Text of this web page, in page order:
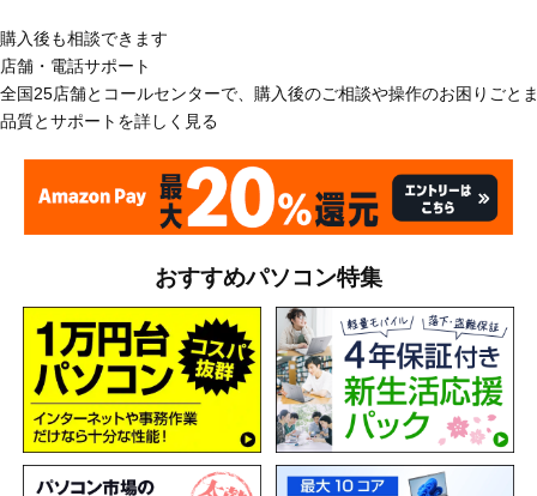
購入後も相談できます
店舗・電話サポート
全国25店舗とコールセンターで、購入後のご相談や操作のお困りごと
品質とサポートを詳しく見る
おすすめパソコン特集